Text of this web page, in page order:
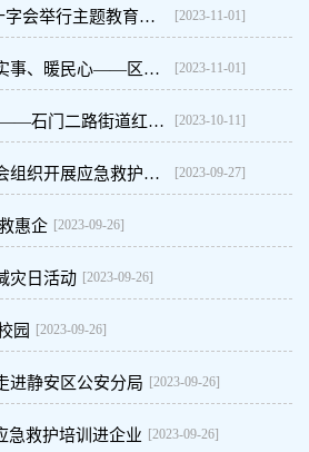
主题教育 | 静安区红十字会举行主题教育专题党课，推动主题教育走深走实 [2023-11-01]
听民声、解民意、办实事、暖民心——区红十字会深入开展“四百”大走访活动 [2023-11-01]
“行愿无尽·情暖夕阳”——石门二路街道红十字会开展“中秋送关爱，博爱暖夕阳”为老志愿服务 [2023-10-11]
共和新路街道红十字会组织开展应急救护普及培训 [2023-09-27]
惠企 [2023-09-26]
灾日活动 [2023-09-26]
园 [2023-09-26]
进静安区公安分局 [2023-09-26]
急救护培训进企业 [2023-09-26]